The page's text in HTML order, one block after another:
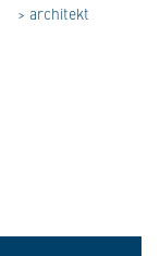
> architekt